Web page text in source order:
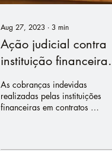
Aug 27, 2023 ∙ 3 min
Ação judicial contra
instituição financeira
prejudica crédito?
As cobranças indevidas
realizadas pelas instituições
financeiras em contratos de